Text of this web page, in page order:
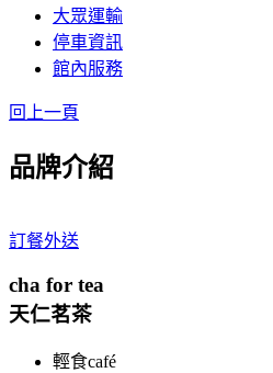
大眾運輸
停車資訊
館內服務
回上一頁
品牌介紹
訂餐外送
cha for tea
天仁茗茶
輕食café